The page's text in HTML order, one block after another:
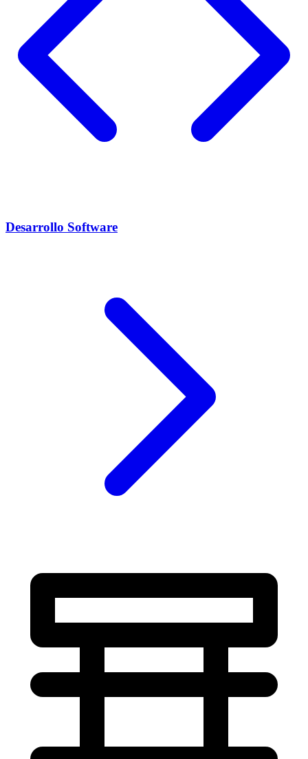
Desarrollo Software